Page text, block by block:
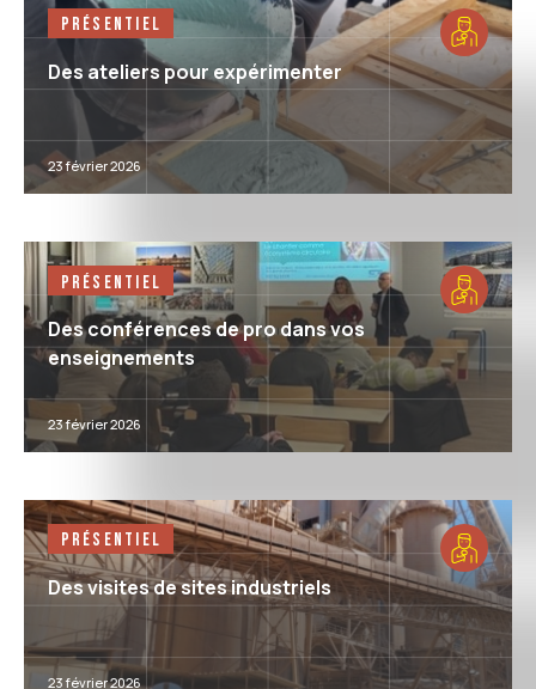
Présentiel
Des ateliers pour expérimenter
23 février 2026
Présentiel
Des conférences de pro dans vos
enseignements
23 février 2026
Présentiel
Des visites de sites industriels
23 février 2026